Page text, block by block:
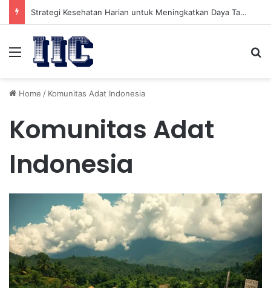
Strategi Kesehatan Harian untuk Meningkatkan Daya Tahan Tubuh dalam Beraktivitas
Menu
Home / Komunitas Adat Indonesia
Komunitas Adat
Indonesia